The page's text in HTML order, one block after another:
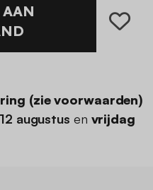
(zie voorwaarden)
augustus en vrijdag